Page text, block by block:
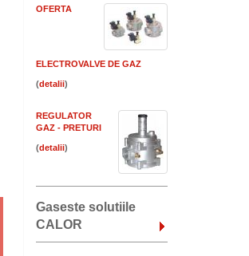
OFERTA
ELECTROVALVE DE GAZ
( )
REGULATOR
GAZ - PRETURI
( )
Gaseste solutiile
CALOR